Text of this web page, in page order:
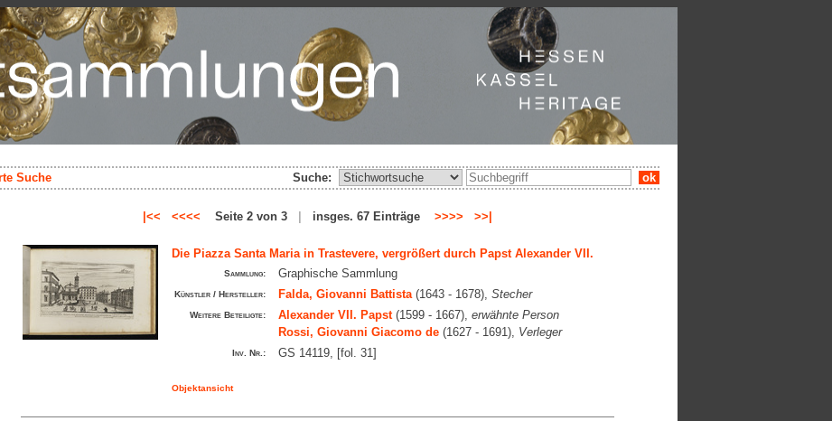
Suche: ok
Suche
|<< <<<< Seite 2 von 3 insges. 67 Einträge >>>> >>|
Die Piazza Santa Maria in Trastevere, vergrößert durch Papst Alexander VII.
Sammlung: Graphische Sammlung
Künstler / Hersteller: Falda, Giovanni Battista(1643 - 1678), Stecher
Weitere Beteiligte: Alexander VII. Papst(1599 - 1667), erwähnte Person
Rossi, Giovanni Giacomo de(1627 - 1691), Verleger
Inv. Nr.: GS 14119, [fol. 31]
Objektansicht